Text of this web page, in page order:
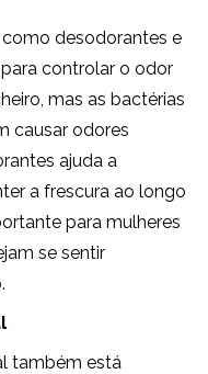
desodorantes e
controlar o odor
mas as bactérias
causar odores
ajuda a
a frescura ao longo
para mulheres
se sentir
também está